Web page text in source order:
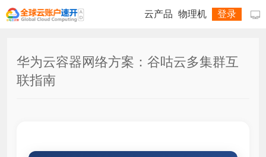

云产品 物理机 登录
华为云容器网络方案：谷咕云多集群互
联指南